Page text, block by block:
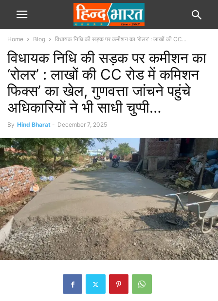
Home Blog विधायक निधि की सड़क पर कमीशन का ‘रोलर’ : लाखों की CC...
विधायक निधि की सड़क पर कमीशन का
‘रोलर’ : लाखों की CC रोड में कमिशन
फिक्स’ का खेल, गुणवत्ता जांचने पहुंचे
अधिकारियों ने भी साधी चुप्पी…
By Hind Bharat - December 7, 2025